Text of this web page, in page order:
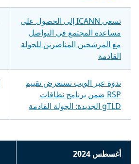
تسعى ICANN إلى الحصول على
مساعدة المجتمع في التواصل
مع المرشحين المناصرين للجولة
القادمة
ندوة عبر الويب تستعرض تقييم
RSP ضمن برنامج نطاقات
gTLD الجديدة: الجولة القادمة
أغسطس 2024